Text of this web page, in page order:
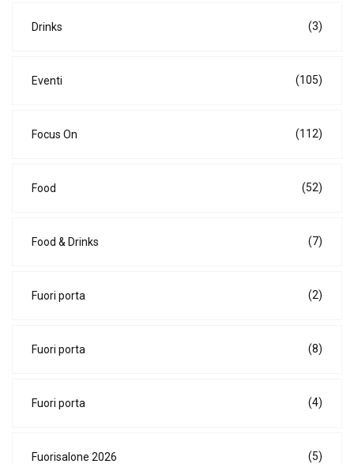
Drinks (3)
Eventi (105)
Focus On (112)
Food (52)
Food & Drinks (7)
Fuori porta (2)
Fuori porta (8)
Fuori porta (4)
Fuorisalone 2026 (5)